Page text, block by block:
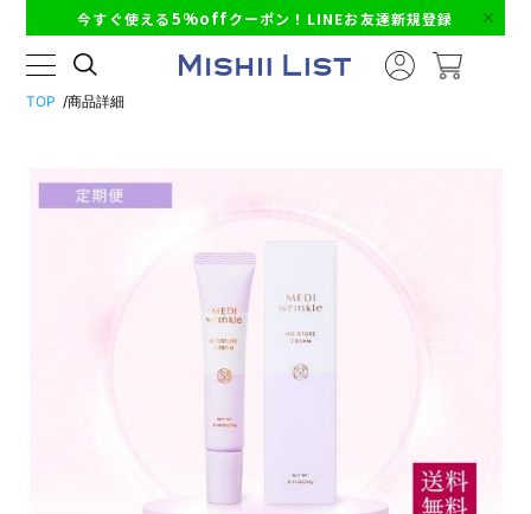
今すぐ使える5%offクーポン！LINEお友達新規登録
TOP 商品詳細